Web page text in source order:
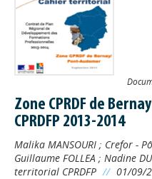
Zone CPRDF de
CPRDFP 2013-2014
Malika MANSOURI ; Crefor -
Guillaume FOLLEA ; Nadine
territorial CPRDFP // 01/09/